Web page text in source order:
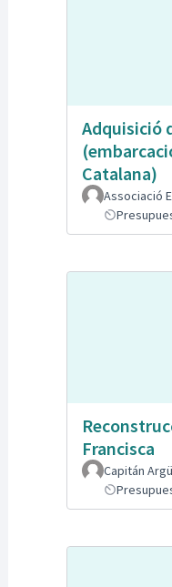
Adquisició
Catalana)
Associació
Francisca
Capitán